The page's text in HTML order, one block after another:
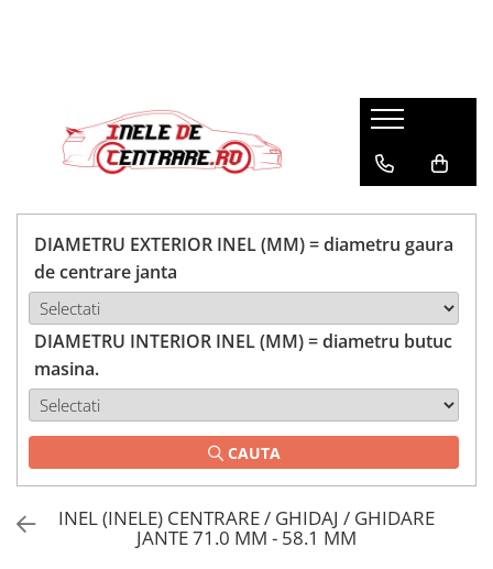
DIAMETRU EXTERIOR INEL (MM) = diametru gaura
de centrare janta
DIAMETRU INTERIOR INEL (MM) = diametru butuc
masina.
CAUTA
INEL (INELE) CENTRARE / GHIDAJ / GHIDARE
JANTE 71.0 MM - 58.1 MM